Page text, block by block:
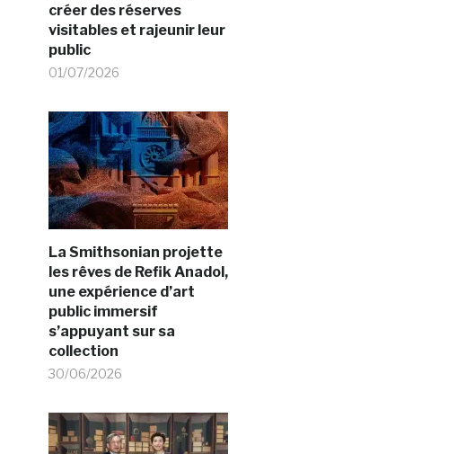
créer des réserves
visitables et rajeunir leur
public
01/07/2026
La Smithsonian projette
les rêves de Refik Anadol,
une expérience d’art
public immersif
s’appuyant sur sa
collection
30/06/2026